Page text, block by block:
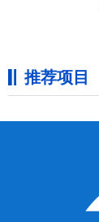
推荐项目